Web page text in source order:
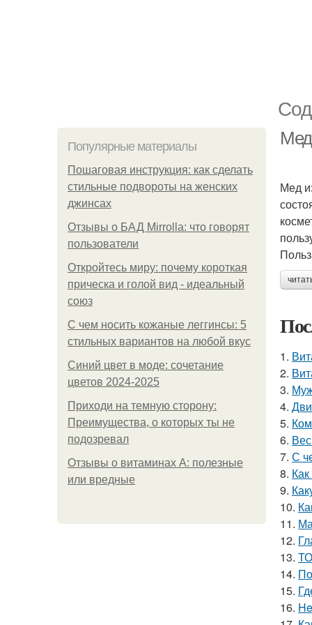
Популярные материалы
Пошаговая инструкция: как сделать
стильные подвороты на женских
джинсах
Отзывы о БАД Mirrolla: что говорят
пользователи
Откройтесь миру: почему короткая
прическа и голой вид - идеальный
союз
С чем носить кожаные леггинсы: 5
стильных вариантов на любой вкус
Синий цвет в моде: сочетание
цветов 2024-2025
Приходи на темную сторону:
Преимущества, о которых ты не
подозревал
Отзывы о витаминах А: полезные
или вредные
Мед
1.
2.
3.
4.
5.
6.
7. С
8.
9.
10.
11.
12.
13.
14.
15.
16.